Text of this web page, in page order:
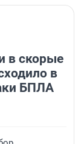
в скорые
в
БПЛА